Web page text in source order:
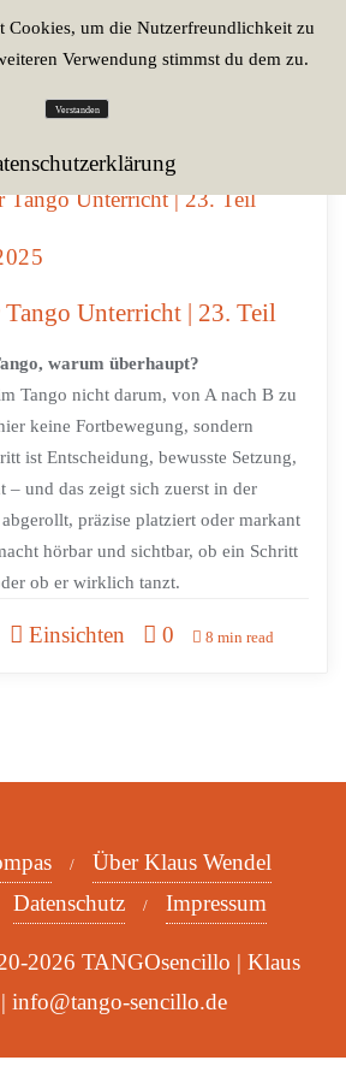
Tango Unterricht | 23. Teil
warum überhaupt?
Tango nicht darum, von A nach B zu
keine Fortbewegung, sondern
ist Entscheidung, bewusste Setzung,
– und das zeigt sich zuerst in der
präzise platziert oder markant
hörbar und sichtbar, ob ein Schritt
ob er wirklich tanzt.
Einsichten 0 8 min read
Über Klaus Wendel
Datenschutz Impressum
2026 TANGOsencillo | Klaus
info@tango-sencillo.de
Cookies, um die Nutzerfreundlichkeit zu
Verwendung stimmst du dem zu.
Verstanden